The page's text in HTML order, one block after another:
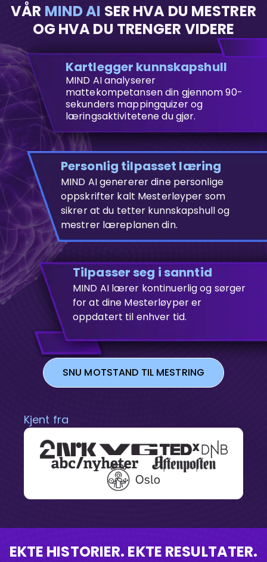
VÅR MIND AI SER HVA DU MESTRER
OG HVA DU TRENGER VIDERE
Kartlegger kunnskapshull
MIND AI analyserer
mattekompetansen din gjennom 90-
sekunders mappingquizer og
læringsaktivitetene du gjør.
Personlig tilpasset læring
MIND AI genererer dine personlige
oppskrifter kalt Mesterløyper som
sikrer at du tetter kunnskapshull og
mestrer læreplanen din.
Tilpasser seg i sanntid
MIND AI lærer kontinuerlig og sørger
for at dine Mesterløyper er
oppdatert til enhver tid.
SNU MOTSTAND TIL MESTRING
Kjent fra
EKTE HISTORIER. EKTE RESULTATER.